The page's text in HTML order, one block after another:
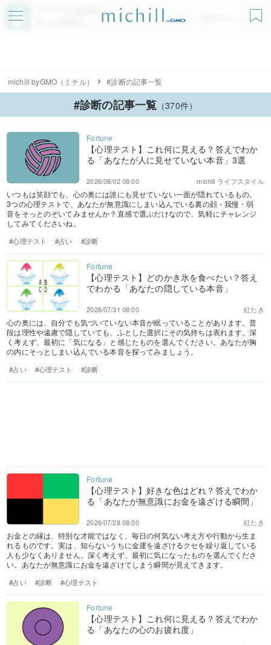
アプリでmichillが
無料ダウンロード
michill byGMO（ミチル） #診断の記事一覧
#診断の記事一覧 （370件）
【心理テスト】これ何に見える？答えでわか
る「あなたが人に見せていない本音」3選
michill ライフスタイル
2026/08/02 08:00
いつもは笑顔でも、心の奥には誰にも見せていない一面が隠れているもの。
3つの心理テストで、あなたが無意識にしまい込んでいる裏の顔・我慢・弱
音をそっとのぞいてみませんか？直感で選ぶだけなので、気軽にチャレンジ
してみてくださいね。
#心理テスト #占い #診断
【心理テスト】どのかき氷を食べたい？答え
でわかる「あなたの隠している本音」
紅たき
2026/07/31 08:00
心の奥には、自分でも気づいていない本音が眠っていることがあります。普
段は理性や遠慮で隠していても、ふとした選択にその気持ちは表れます。深
く考えず、最初に「気になる」と感じたものを選んでください。あなたが胸
の内にそっとしまい込んでいる本音を探ってみましょう。
#占い #心理テスト #診断
【心理テスト】好きな色はどれ？答えでわか
る「あなたが無意識にお金を遠ざける瞬間」
紅たき
2026/07/28 08:00
お金との縁は、特別な才能ではなく、毎日の何気ない考え方や行動から生ま
れるものです。実は、知らないうちに金運を遠ざけるクセを繰り返している
人も少なくありません。深く考えず、最初に気になったものを選んでくださ
い。あなたが無意識にお金を遠ざけてしまう瞬間が見えてきます。
#占い #診断 #心理テスト
【心理テスト】これ何に見える？答えでわか
る「あなたの心のお疲れ度」